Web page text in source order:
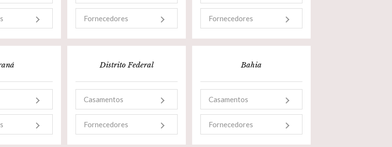
Fornecedores Fornecedores
Distrito Federal
Casamentos
Fornecedores
Bahia
Casamentos
Fornecedores